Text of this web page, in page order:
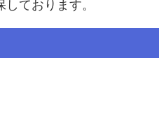
ております。